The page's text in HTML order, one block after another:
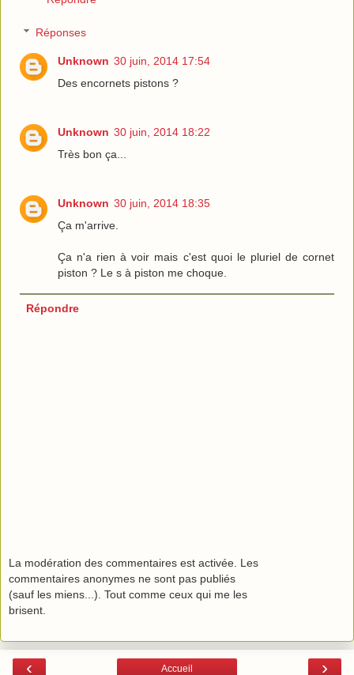
Réponses
Unknown 30 juin, 2014 17:54
Des encornets pistons ?
Unknown 30 juin, 2014 18:22
Très bon ça...
Unknown 30 juin, 2014 18:35
Ça m'arrive.
Ça n'a rien à voir mais c'est quoi le pluriel de cornet
piston ? Le s à piston me choque.
Répondre
La modération des commentaires est activée. Les
commentaires anonymes ne sont pas publiés
(sauf les miens...). Tout comme ceux qui me les
brisent.
‹ ›
Accueil